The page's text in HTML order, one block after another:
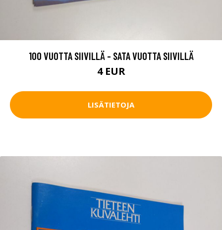
100 VUOTTA SIIVILLÄ - SATA VUOTTA SIIVILLÄ
4 EUR
LISÄTIETOJA